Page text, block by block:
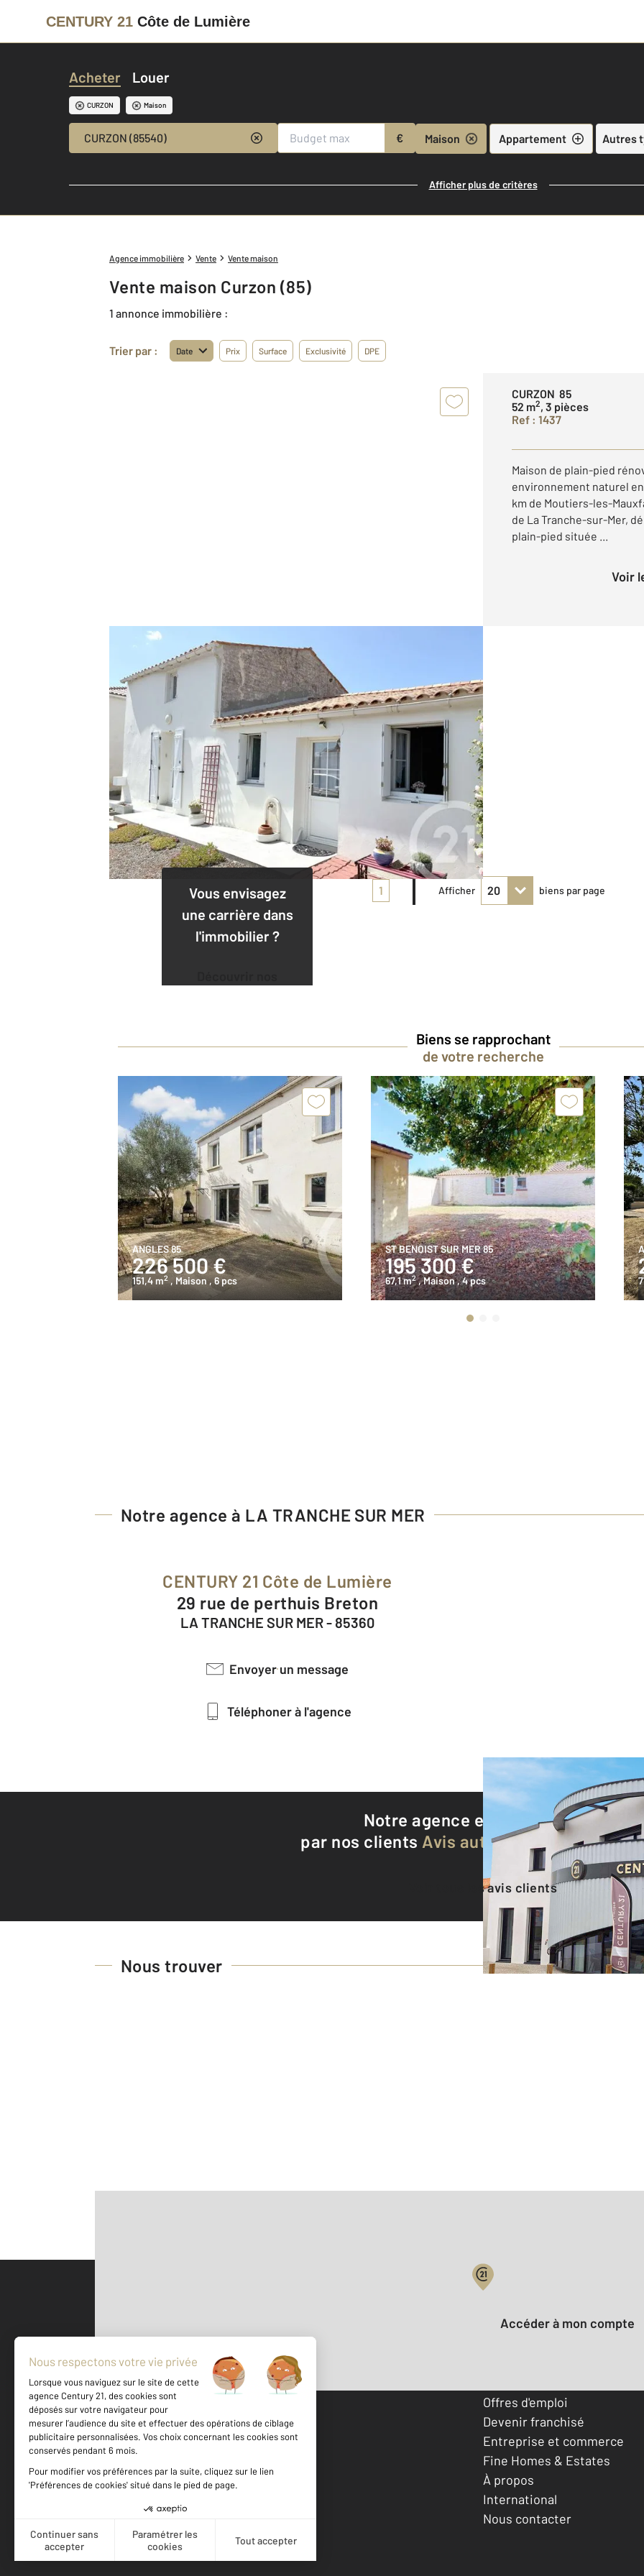
CENTURY 21 Côte de Lumière
Acheter Louer
CURZON Maison
CURZON (85540) € Maison Appartement Autres
Afficher plus de critères
Agence immobilière Vente Vente maison
Vente maison Curzon (85)
1 annonce immobilière :
Trier par : Date Prix Surface Exclusivité DPE
CURZON 85
52 m2, 3 pièces
Ref : 1437
Maison de plain-pied
environnement naturel
km de Moutiers-les-
de La Tranche-sur-Mer,
plain-pied située ...
Voir
Vous envisagez
une carrière dans
l'immobilier ?
1 Afficher biens par page
Biens se rapprochant
de votre recherche
ANGLES 85
226 500 €
151,4 m2 , Maison, 6 pcs
ST BENOIST SUR MER 85
195 300 €
67,1 m2 , Maison, 4 pcs
Notre agence à LA TRANCHE SUR MER
CENTURY 21 Côte de Lumière
29 rue de perthuis Breton
LA TRANCHE SUR MER - 85360
Envoyer un message
Téléphoner à l'agence
Notre agence est notée9,4/10
par nos clients Avis authentifiés par
Voir tous les avis clients
Nous trouver
500 m ©Mappy
Votre compte :
Accéder à mon compte
Votre agence est notée
Achat
10
Location
Offres d'emploi
Devenir franchisé
Entreprise et commerce
Fine Homes & Estates
À propos
International
Nous contacter